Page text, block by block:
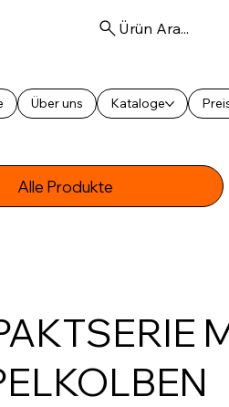
Über uns Kataloge
Ürün Ara...
Alle Produkte